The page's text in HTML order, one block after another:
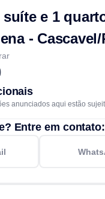
suíte e 1
- Cascavel/
anunciados aqui estão
Entre em contato: